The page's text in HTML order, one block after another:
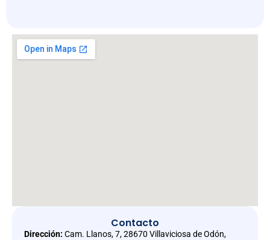
Contacto
Dirección: Cam. Llanos, 7, 28670 Villaviciosa de Odón,